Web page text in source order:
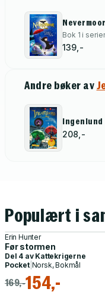
Nevermoor
Bok 1 i
139,-
Andre bøker av
Ingenlund
208,-
Populært i
Erin Hunter
Før stormen
Del 4 av Kattekrigerne
Pocket| Norsk, Bokmål
169,-154,-